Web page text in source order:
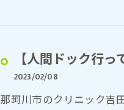
【人間ドック行
2023/02/08
那珂川市のクリニック吉